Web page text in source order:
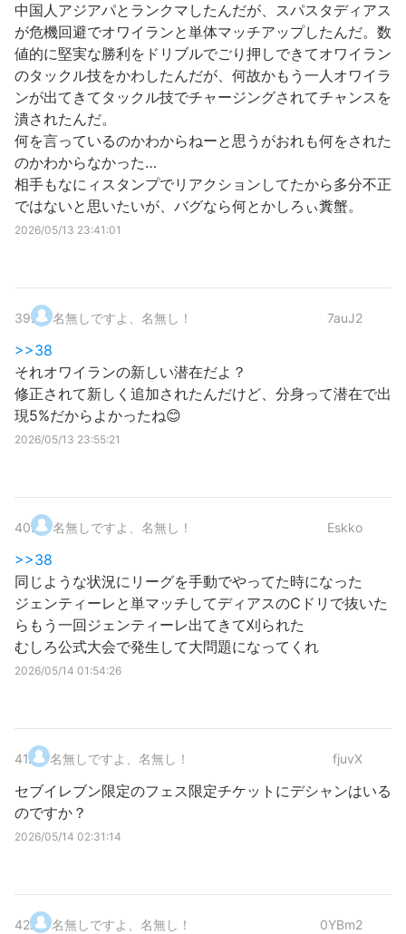
中国人アジアパとランクマしたんだが、スパスタディアス
が危機回避でオワイランと単体マッチアップしたんだ。数
値的に堅実な勝利をドリブルでごり押しできてオワイラン
のタックル技をかわしたんだが、何故かもう一人オワイラ
ンが出てきてタックル技でチャージングされてチャンスを
潰されたんだ。
何を言っているのかわからねーと思うがおれも何をされた
のかわからなかった…
相手もなにィスタンプでリアクションしてたから多分不正
ではないと思いたいが、バグなら何とかしろぃ糞蟹。
2026/05/13 23:41:01
39. 名無しですよ、名無し！ 7auJ2
>>38
それオワイランの新しい潜在だよ？
修正されて新しく追加されたんだけど、分身って潜在で出
現5%だからよかったね😊
2026/05/13 23:55:21
40. 名無しですよ、名無し！ Eskko
>>38
同じような状況にリーグを手動でやってた時になった
ジェンティーレと単マッチしてディアスのCドリで抜いた
らもう一回ジェンティーレ出てきて刈られた
むしろ公式大会で発生して大問題になってくれ
2026/05/14 01:54:26
41. 名無しですよ、名無し！ fjuvX
セブイレブン限定のフェス限定チケットにデシャンはいる
のですか？
2026/05/14 02:31:14
42. 名無しですよ、名無し！ 0YBm2